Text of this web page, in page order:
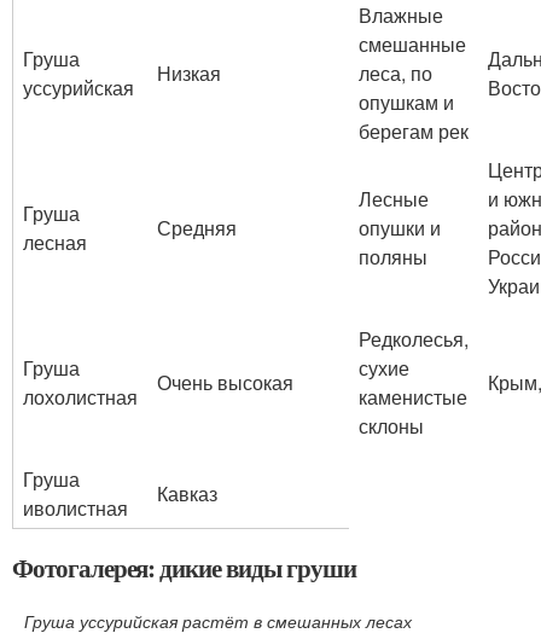
Груша
уссурийская
Низкая
Влажные
смешанные
леса, по
опушкам и
берегам рек
Груша
лесная
Средняя
Лесные
опушки и
поляны
и
Груша
лохолистная
Очень высокая
Редколесья,
сухие
каменистые
склоны
Груша
иволистная
Кавказ
Фотогалерея: дикие виды груши
Груша уссурийская растёт в смешанных лесах